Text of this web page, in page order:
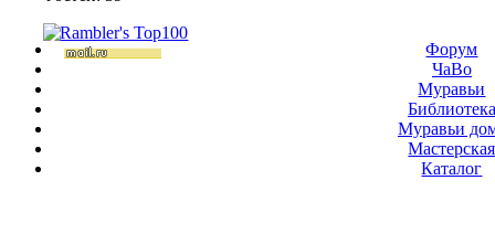
Форум
ЧаВо
Муравьи
Библиотека
Муравьи
Мастерская
Каталог